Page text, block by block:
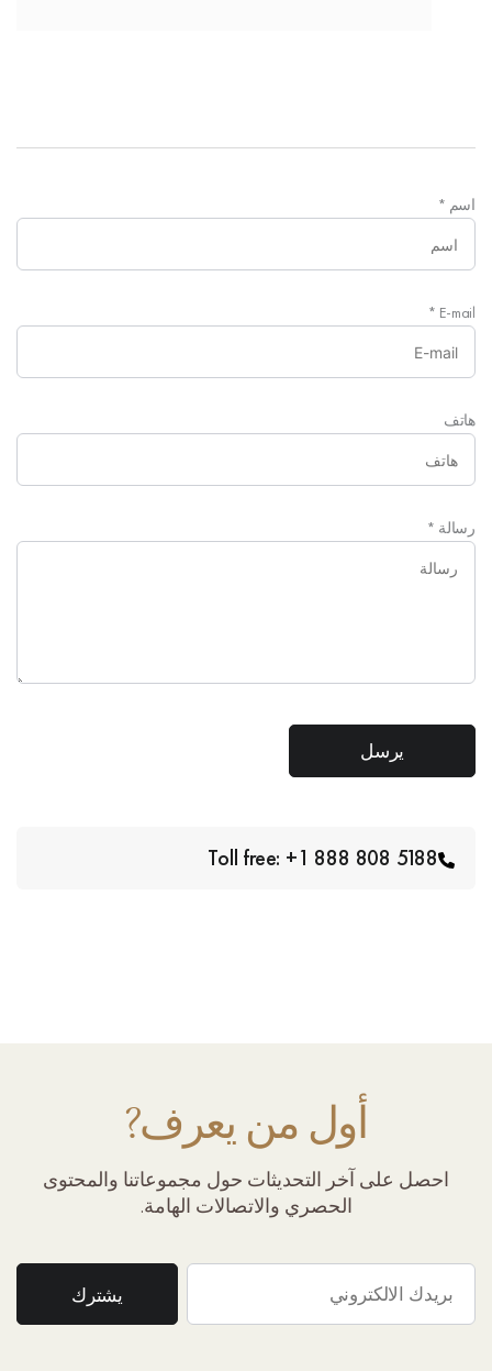
اسم *
E-mail
*
هاتف
رسالة *
Toll free: +1 888 808 5188
أول من يعرف?
احصل على آخر التحديثات حول مجموعاتنا والمحتوى
الحصري والاتصالات الهامة.